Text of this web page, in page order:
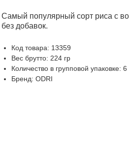
Самый популярный сорт риса с
без добавок.
Код товара: 13359
Вес брутто: 224 гр
Количество в групповой упаковке: 6
Бренд: ODRI